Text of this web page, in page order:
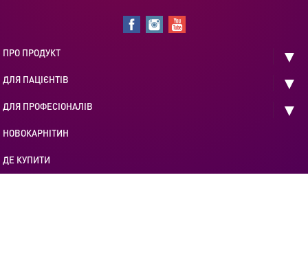
ПРО ПРОДУКТ
child
ДЛЯ ПАЦІЄНТІВ
child
ДЛЯ ПРОФЕСІОНАЛІВ
child
НОВОКАРНІТИН
ДЕ КУПИТИ